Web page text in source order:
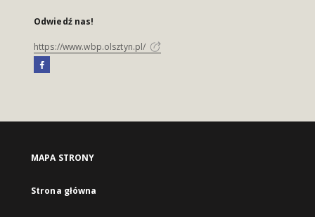
Odwiedź nas!
https://www.wbp.olsztyn.pl/
MAPA STRONY
Strona główna